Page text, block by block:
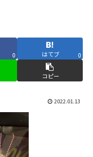
0 はてブ 0
コピー
2022.01.13